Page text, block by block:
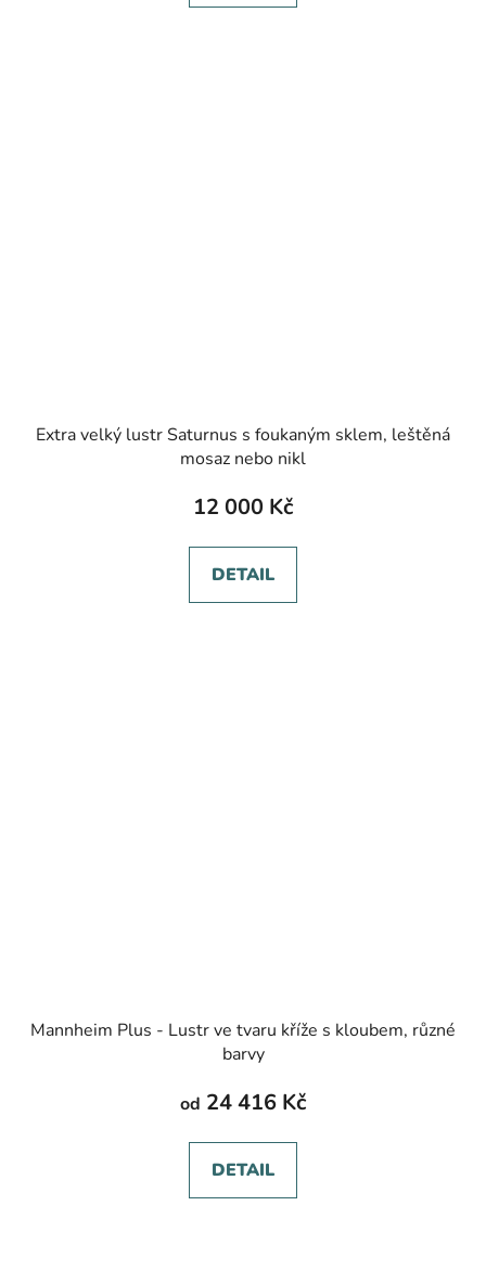
Extra velký lustr Saturnus s foukaným sklem, leštěná
mosaz nebo nikl
12 000 Kč
DETAIL
Mannheim Plus - Lustr ve tvaru kříže s kloubem, různé
barvy
od 24 416 Kč
DETAIL